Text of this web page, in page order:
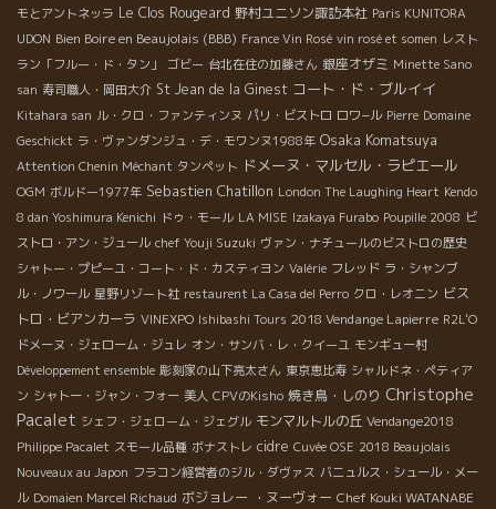
モとアントネッラ Le Clos Rougeard 野村ユニソン諏訪本社 Paris KUNITORA
UDON Bien Boire en Beaujolais (BBB) France Vin Rosé vin rosé et somen レスト
ラン「フルー・ド・タン」
ゴビー 台北在住の加藤さん 銀座オザミ Minette Sano
san 寿司職人・岡田大介 St Jean de la Ginest コート・ド・ブルイイ
Kitahara san ル・クロ・ファンティンヌ パリ・ビストロ ロワ−ル Pierre Domaine
Geschickt ラ・ヴァンダンジュ・デ・モワンヌ1988年 Osaka Komatsuya
Attention Chenin Méchant タンペット ドメーヌ・マルセル・ラピエール
OGM ボルドー1977年 Sebastien Chatillon London The Laughing Heart Kendo
8 dan Yoshimura Kenichi ドゥ・モール LA MISE Izakaya Furabo Poupille 2008 ビ
ストロ・アン・ジュール chef Youji Suzuki ヴァン・ナチュールのビストロの歴史
シャトー・プピーユ・コート・ド・カスティヨン Valérie フレッド ラ・シャンブ
ル・ノワール 星野リゾート社 restaurent La Casa del Perro クロ・レオニン ビス
トロ・ビアンカーラ VINEXPO Ishibashi Tours 2018 Vendange Lapierre R2L'O
ドメーヌ・ジェローム・ジュレ オン・サンバ・レ・クイーユ モンギュー村
Développement ensemble 彫刻家の山下亮太さん 東京恵比寿 シャルドネ・ペティア
ン シャトー・ジャン・フォー 美人 CPVのKisho 焼き鳥・しのり Christophe
Pacalet シェフ・ジェローム・ジェグル モンマルトルの丘 Vendange2018
Philippe Pacalet スモール品種 ボナストレ cidre Cuvée OSE 2018 Beaujolais
Nouveaux au Japon フラコン経営者のジル・ダヴァス バニュルス・シュール・メー
ル Domaien Marcel Richaud ボジョレー ・ヌーヴォー Chef Kouki WATANABE